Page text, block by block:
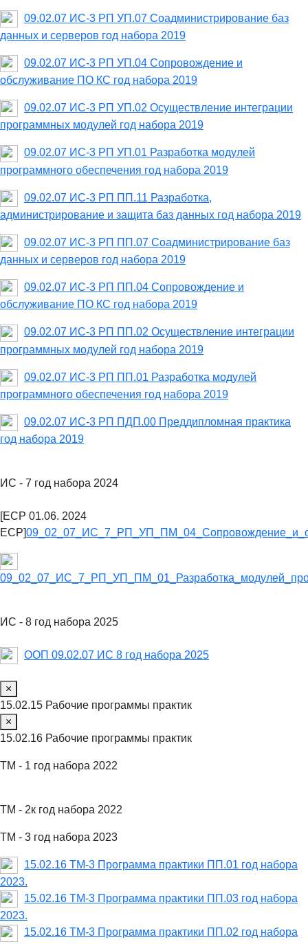
09.02.07 ИС-3 РП УП.07 Соадминистрирование баз
данных и серверов год набора 2019
09.02.07 ИС-3 РП УП.04 Сопровождение и
обслуживание ПО КС год набора 2019
09.02.07 ИС-3 РП УП.02 Осуществление интеграции
программных модулей год набора 2019
09.02.07 ИС-3 РП УП.01 Разработка модулей
программного обеспечения год набора 2019
09.02.07 ИС-3 РП ПП.11 Разработка,
администрирование и защита баз данных год набора 2019
09.02.07 ИС-3 РП ПП.07 Соадминистрирование баз
данных и серверов год набора 2019
09.02.07 ИС-3 РП ПП.04 Сопровождение и
обслуживание ПО КС год набора 2019
09.02.07 ИС-3 РП ПП.02 Осуществление интеграции
программных модулей год набора 2019
09.02.07 ИС-3 РП ПП.01 Разработка модулей
программного обеспечения год набора 2019
09.02.07 ИС-3 РП ПДП.00 Преддипломная практика
год набора 2019
ИС - 7 год набора 2024
[ECP 01.06. 2024
ECP]
ИС - 8 год набора 2025
ООП 09.02.07 ИС 8 год набора 2025
×
15.02.15 Рабочие программы практик
×
15.02.16 Рабочие программы практик
ТМ - 1 год набора 2022
ТМ - 2к год набора 2022
ТМ - 3 год набора 2023
15.02.16 ТМ-3 Программа практики ПП.01 год набора
2023.
15.02.16 ТМ-3 Программа практики ПП.03 год набора
2023.
15.02.16 ТМ-3 Программа практики ПП.02 год набора